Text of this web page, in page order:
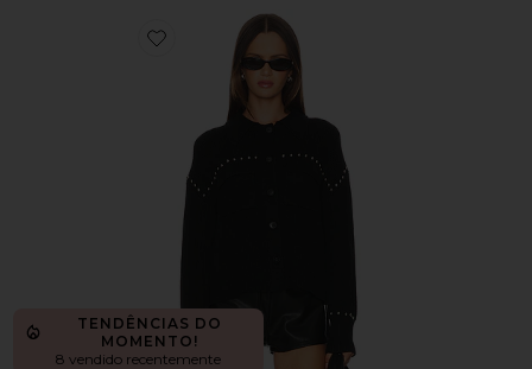
Favorite JAQUETA DE SUÉTER COM TACHAS JAY
TENDÊNCIAS DO
MOMENTO!
8 vendido recentemente